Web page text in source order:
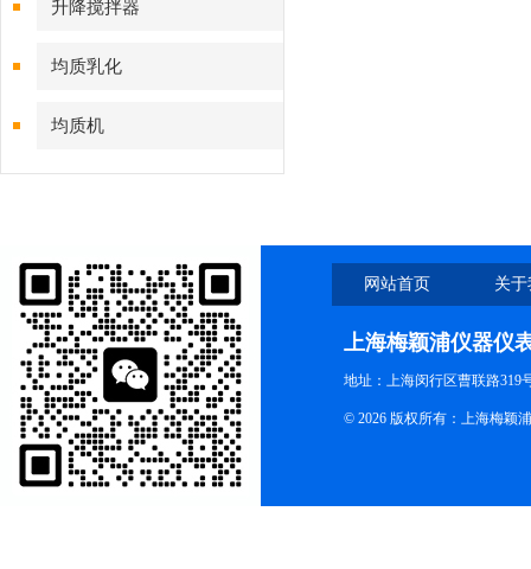
升降搅拌器
均质乳化
均质机
网站首页 关
上海梅颖浦仪器仪
地址：上海闵行区曹联路319
© 2026 版权所有：上海梅颖